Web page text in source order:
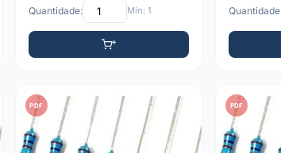
Quantidade: Mín: 1
PDF PDF